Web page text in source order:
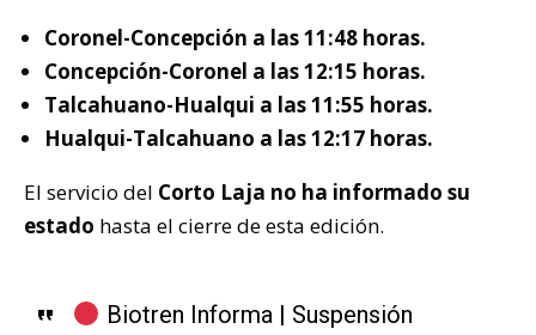
Coronel-Concepción a las 11:48 horas.
Concepción-Coronel a las 12:15 horas.
Talcahuano-Hualqui a las 11:55 horas.
Hualqui-Talcahuano a las 12:17 horas.
El servicio del Corto Laja no ha informado su
estado hasta el cierre de esta edición.
Biotren Informa | Suspensión